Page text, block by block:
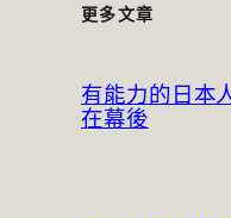
更多文章
有能力的日本
在幕後